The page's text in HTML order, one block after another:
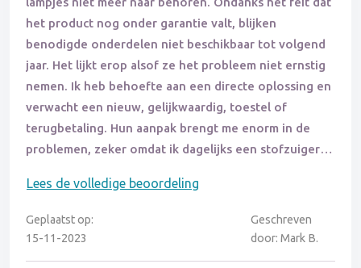
het product nog onder garantie valt, blijken
benodigde onderdelen niet beschikbaar tot volgend
jaar. Het lijkt erop alsof ze het probleem niet ernstig
nemen. Ik heb behoefte aan een directe oplossing en
verwacht een nieuw, gelijkwaardig, toestel of
terugbetaling. Hun aanpak brengt me enorm in de
problemen, zeker omdat ik dagelijks een stofzuiger
toestel van Rowenta dat binnen een jaar faalt. Ik
overweeg juridische stappen als er geen adequate
oplossing wordt geboden. De manier waarop
Lees de volledige beoordeling
Geplaatst op:
15-11-2023
Geschreven
door: Mark B.